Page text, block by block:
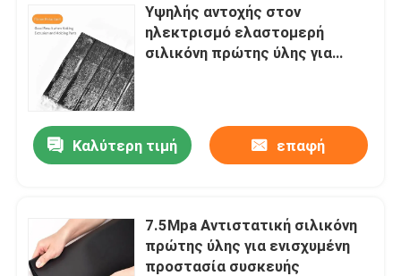
Υψηλής αντοχής στον
ηλεκτρισμό ελαστομερή
σιλικόνη πρώτης ύλης για
Καλύτερη τιμή επαφή
7.5Mpa Αντιστατική σιλικόνη
πρώτης ύλης για ενισχυμένη
προστασία συσκευής